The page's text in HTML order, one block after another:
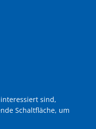
sind,
Schaltfläche, um